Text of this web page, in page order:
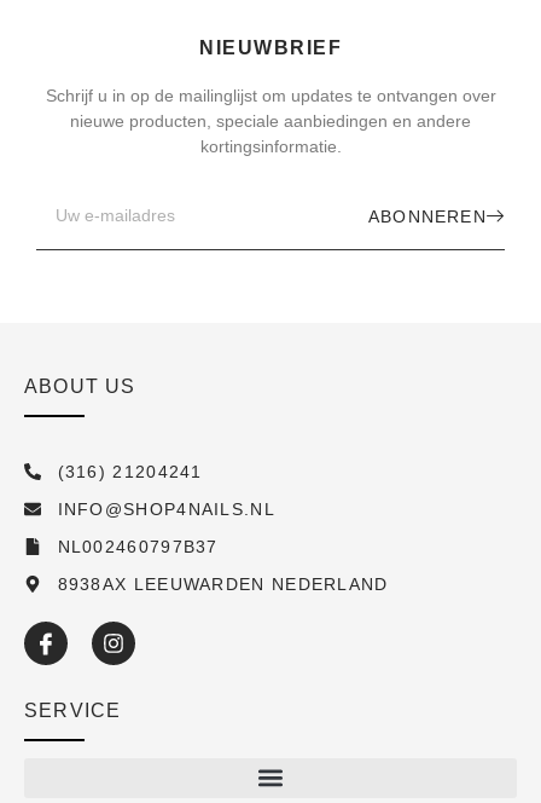
NIEUWBRIEF
Schrijf u in op de mailinglijst om updates te ontvangen over
nieuwe producten, speciale aanbiedingen en andere
kortingsinformatie.
ABONNEREN
ABOUT US
(316) 21204241
INFO@SHOP4NAILS.NL
NL002460797B37
8938AX LEEUWARDEN NEDERLAND
SERVICE